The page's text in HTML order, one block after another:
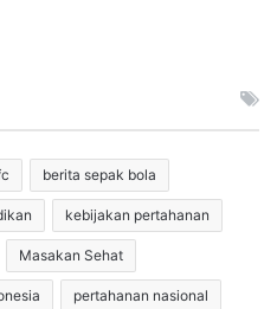
berita sepak bola
kebijakan pertahanan
Masakan Sehat
pertahanan nasional